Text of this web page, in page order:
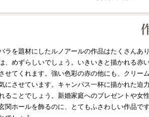
ラを題材にしたルノアールの作品はたくさんあ
、めずらしいでしょう。いきいきと描かれる赤
せてくれます。強い色彩の赤の他にも、クリー
にさせています。キャンパス一杯に描かれた迫
ることでしょう。新婚家庭へのプレゼントや女
関ホールを飾るのに、とてもふさわしい作品で